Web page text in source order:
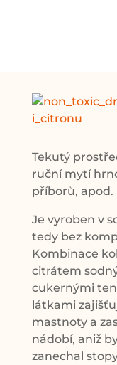
Tekutý
ruční mytí
příborů, apod.
Je vyroben v
tedy bez
Kombinace
citrátem
cukernými
látkami
mastnoty a
nádobí, aniž
zanechal